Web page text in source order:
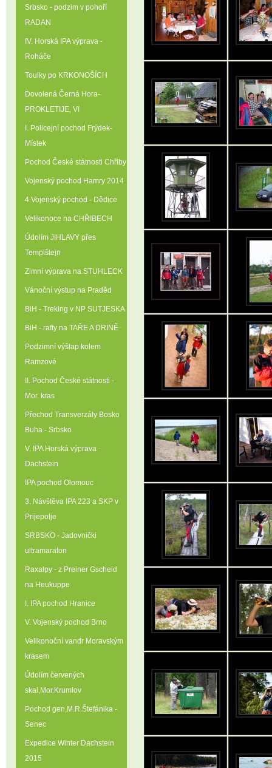
Srbsko - podzim v pohoří
RADAN
IV. Horská IPA výprava -
Roháče
Toulky po KRKONOŠÍCH
Dovolená Černá Hora-
PROKLETIJE‚ VI
I. Policejní pochod Frýdek-
Místek
Pochod České státnosti Chřiby
Vojenský pochod Hamry 2014
4.Vojenský pochod - Dědice
Velikonoce na CHŘIBECH
Údolím JIHLAVY přes
Templštejn
Zimní výprava na STUHLECK
Vánoční výstup na Praděd
BiH - Treking v NP SUTJESKA
BiH - rafty na TAŘE A DRINĚ
Podzimní výšlap kolem
Ramzové
II. Pochod České státnosti -
Mor. kras
Přechod Transverzály Bosko
Buha - Srbsko
V. IPA Horská výprava -
Dachstein
IPA pochod Olomouc
3. Návštěva IPA 223 a SKP v
Prijepolje
SRBSKO - Jadovnički
ultramaraton
Raxalpy - z Preiner Gscheid
na Heukuppe
I. IPA pochod Hranice
V. Vojenský pochod Brno
Velikonoční vandr Moravským
krasem
Údolím červených
skal‚Mor.Krumlov
Pochod gen.M.R.Štefánika -
Senec
Expedice Winter Dachstein
2015